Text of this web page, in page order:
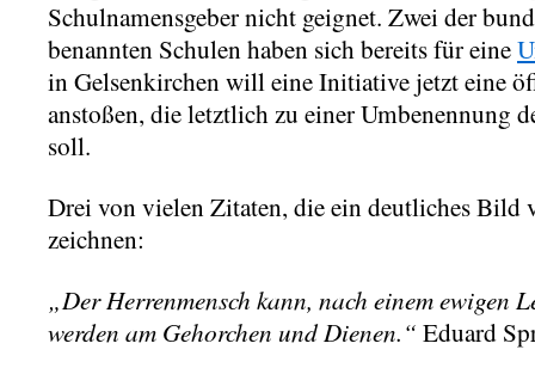
Schulnamensgeber nicht geignet. Zwei der
benannten Schulen haben sich bereits für eine
in Gelsenkirchen will eine Initiative jetzt eine
anstoßen, die letztlich zu einer Umbenennung
soll.
Drei von vielen Zitaten, die ein deutliches Bild
zeichnen:
„Der Herrenmensch kann, nach einem ewigen
werden am Gehorchen und Dienen.“ Eduard